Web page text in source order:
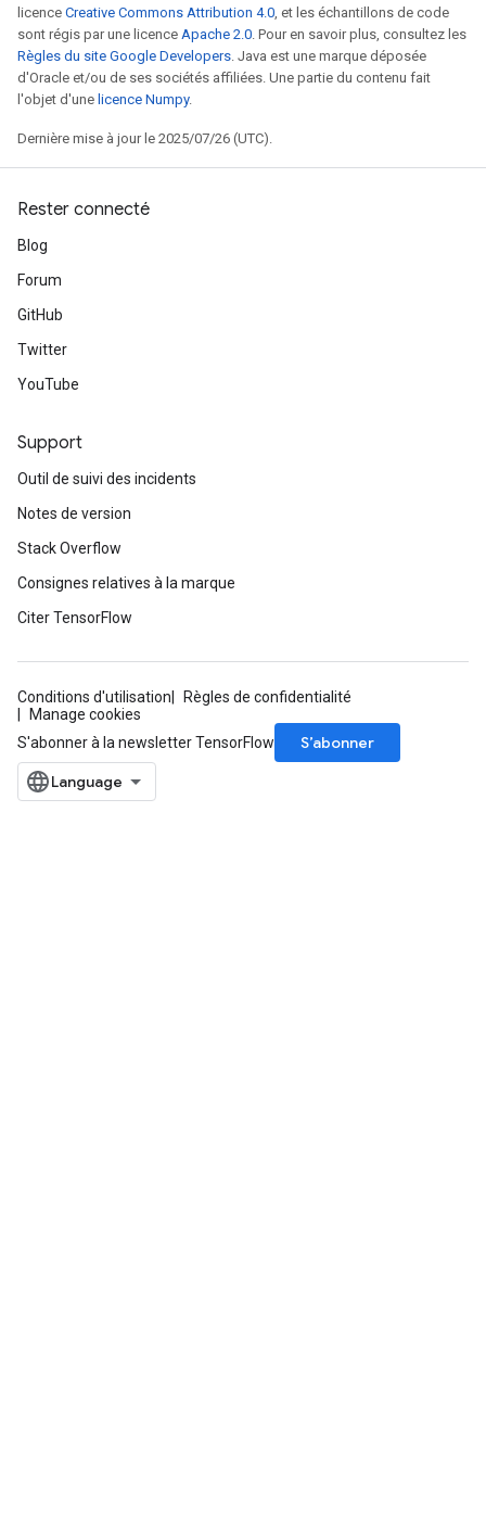
licence Creative Commons Attribution 4.0, et les échantillons de code
sont régis par une licence Apache 2.0. Pour en savoir plus, consultez les
Règles du site Google Developers. Java est une marque déposée
d'Oracle et/ou de ses sociétés affiliées. Une partie du contenu fait
l'objet d'une licence Numpy.
Dernière mise à jour le 2025/07/26 (UTC).
Rester connecté
Blog
Forum
GitHub
Twitter
YouTube
Support
Outil de suivi des incidents
Notes de version
Stack Overflow
Consignes relatives à la marque
Citer TensorFlow
Conditions d'utilisation
Règles de confidentialité
Manage cookies
S'abonner à la newsletter TensorFlow
S’abonner